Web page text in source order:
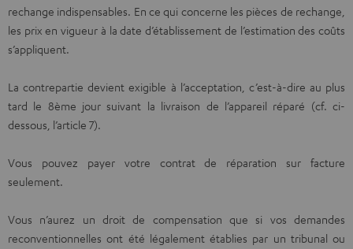
rechange indispensables. En ce qui concerne les pièces de rechange,
les prix en vigueur à la date d’établissement de l’estimation des coûts
s’appliquent.
La contrepartie devient exigible à l’acceptation, c’est-à-dire au plus
tard le 8ème jour suivant la livraison de l’appareil réparé (cf. ci-
dessous, l’article 7).
Vous pouvez payer votre contrat de réparation sur facture
seulement.
Vous n’aurez un droit de compensation que si vos demandes
reconventionnelles ont été légalement établies par un tribunal ou